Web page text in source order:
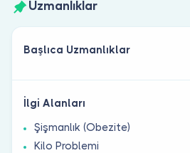
Uzmanlıklar
Başlıca Uzmanlıklar
İlgi Alanları
Şişmanlık (Obezite)
Kilo Problemi